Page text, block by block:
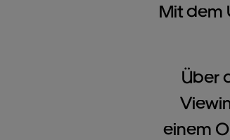
Mit dem
Über
einem